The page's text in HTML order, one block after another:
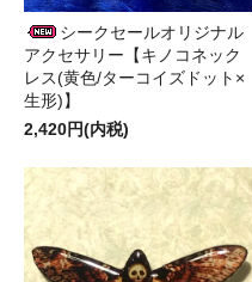
シークセールオリジナル
アクセサリー【キノコネック
レス(黄色/ターコイズドット×
生形)】
2,420円(内税)